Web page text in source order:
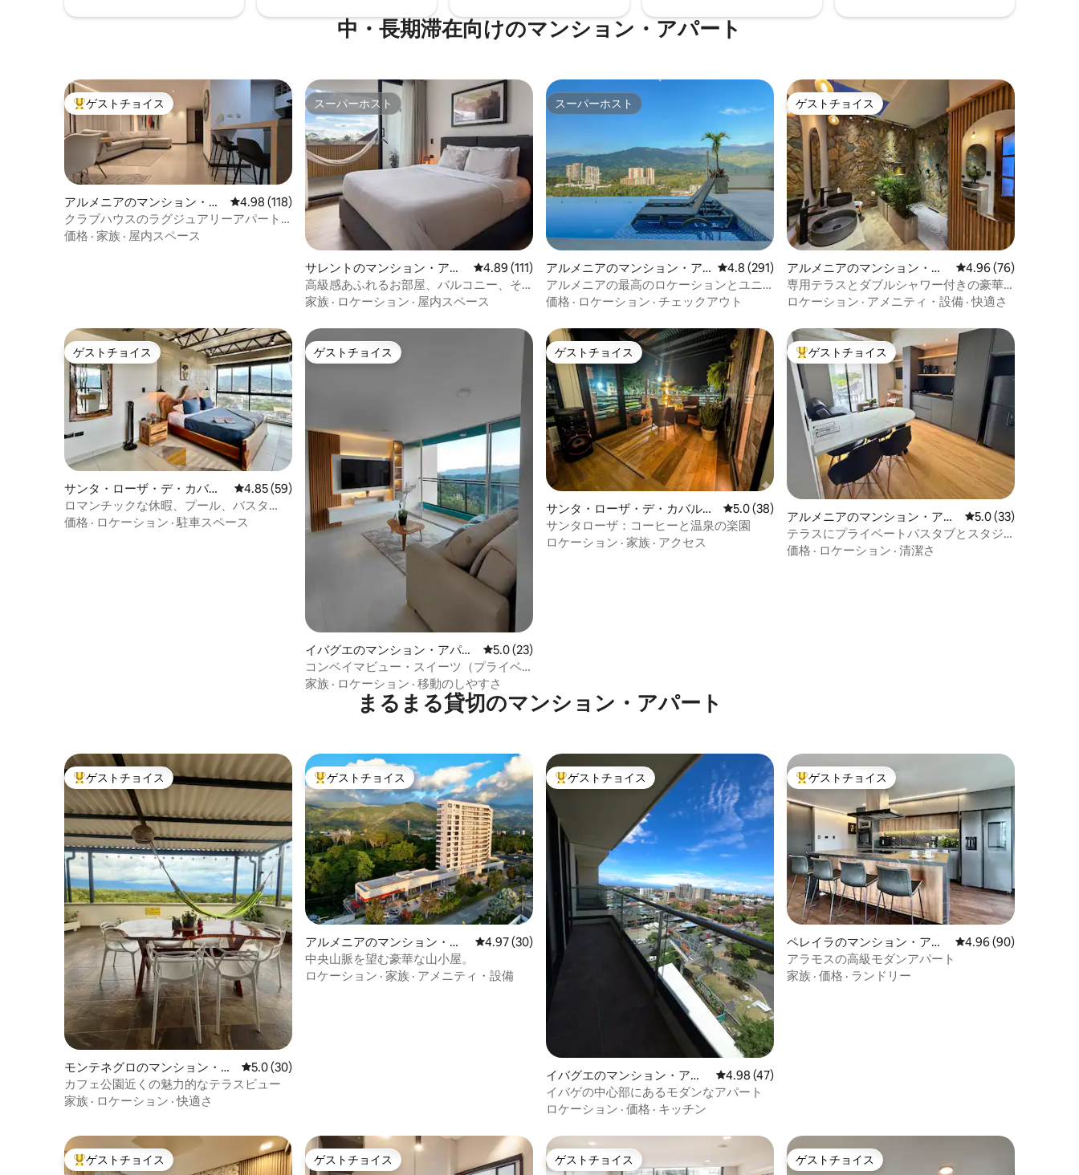
中・長期滞在向けのマンション・アパート
大好評のゲストチョイスです。
ゲストチョイス
アルメニアのマンション・ア
パート
レビュー118件、5つ星中4.98つ星の平均評価
4.98 (118)
クラブハウスのラグジュアリーアパート
メント
価格 · 家族 · 屋内スペース
スーパーホスト
スーパーホスト
サレントのマンション・アパ
ート
レビュー111件、5つ星中4.89つ星の平均評価
4.89 (111)
高級感あふれるお部屋、バルコニー、そ
して忘れられない夕日
家族 · ロケーション · 屋内スペース
スーパーホスト
スーパーホスト
アルメニアのマンション・ア
パート
レビュー291件、5つ星中4.8つ星の平均評価
4.8 (291)
アルメニアの最高のロケーションとユニ
ークな景色
価格 · ロケーション · チェックアウト
ゲストチョイス
ゲストチョイス
アルメニアのマンション・ア
パート
レビュー76件、5つ星
4.96 (76)
専用テラスとダブルシャワー付きの豪華
ロフト
ロケーション · アメニティ・設備 ·快適さ
ゲストチョイス
ゲストチョイス
サンタ・ローザ・デ・カバル
のマンション・アパート
レビュー59件、5つ星中4.85つ星の平均評価
4.85 (59)
ロマンチックな休暇、プール、バスタ
ブ、美しい景色
価格 · ロケーション ·駐車スペース
ゲストチョイス
ゲストチョイス
イバグエのマンション・アパー
ト
レビュー23件、5つ星中5.0つ星の平均評価
5.0 (23)
コンベイマビュー・スイーツ（プライベ
ートリビング）
家族 · ロケーション · 移動のしやすさ
ゲストチョイス
ゲストチョイス
サンタ・ローザ・デ・カバルの
マンション・アパート
レビュー38件、5つ星中5.0つ星の平均評価
5.0 (38)
サンタローザ：コーヒーと温泉の楽園
ロケーション · 家族 · アクセス
大好評のゲストチョイスです。
ゲストチョイス
アルメニアのマンション・アパ
ート
レビュー33件、5つ
5.0 (33)
テラスにプライベートバスタブとスタジ
オ付きロフト。
価格 · ロケーション · 清潔さ
まるまる貸切のマンション・アパート
大好評のゲストチョイスです。
ゲストチョイス
モンテネグロのマンション・ア
パート
レビュー30件、5つ星中5.0つ星の平均評価
5.0 (30)
カフェ公園近くの魅力的なテラスビュー
家族 · ロケーション ·快適さ
大好評のゲストチョイスです。
ゲストチョイス
アルメニアのマンション・ア
パート
レビュー30件、5つ星中4.97つ星の平均評価
4.97 (30)
中央山脈を望む豪華な山小屋。
ロケーション · 家族 · アメニティ・設備
大好評のゲストチョイスです。
ゲストチョイス
イバグエのマンション・アパ
ート
レビュー47件、5つ星中4.98つ星の平均評価
4.98 (47)
イバゲの中心部にあるモダンなアパート
ロケーション · 価格 · キッチン
大好評のゲストチョイスです。
ゲストチョイス
ペレイラのマンション・アパ
ート
レビュー90件、5つ星
4.96 (90)
アラモスの高級モダンアパート
家族 · 価格 · ランドリー
大好評のゲストチョイスです。
ゲストチョイス ゲストチョイス
ゲストチョイス ゲストチョイス
ゲストチョイス ゲストチョイス
ゲストチョイス